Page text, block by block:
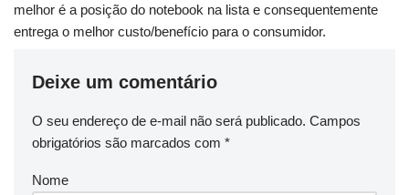
melhor é a posição do notebook na lista e consequentemente
entrega o melhor custo/benefício para o consumidor.
Deixe um comentário
O seu endereço de e-mail não será publicado. Campos
obrigatórios são marcados com *
Nome